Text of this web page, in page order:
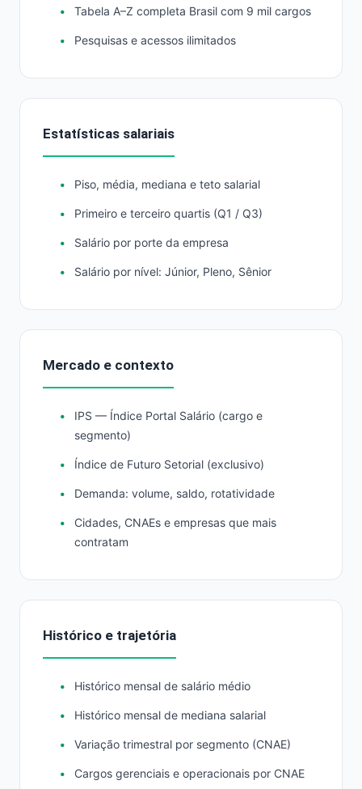
Tabela A–Z completa Brasil com 9 mil cargos
Pesquisas e acessos ilimitados
Estatísticas salariais
Piso, média, mediana e teto salarial
Primeiro e terceiro quartis (Q1 / Q3)
Salário por porte da empresa
Salário por nível: Júnior, Pleno, Sênior
Mercado e contexto
IPS — Índice Portal Salário (cargo e
segmento)
Índice de Futuro Setorial (exclusivo)
Demanda: volume, saldo, rotatividade
Cidades, CNAEs e empresas que mais
contratam
Histórico e trajetória
Histórico mensal de salário médio
Histórico mensal de mediana salarial
Variação trimestral por segmento (CNAE)
Cargos gerenciais e operacionais por CNAE